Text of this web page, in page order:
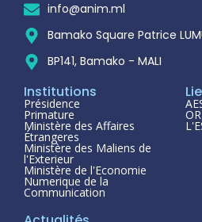
info@anim.ml
Bamako Square Patrice
BP141, Bamako - MALI
Institutions
Présidence
Primature
Ministère des Affaires
Étrangeres
Ministère des Maliens de
l'Exterieur
Ministère de l'Economie
Numerique de la
Communication